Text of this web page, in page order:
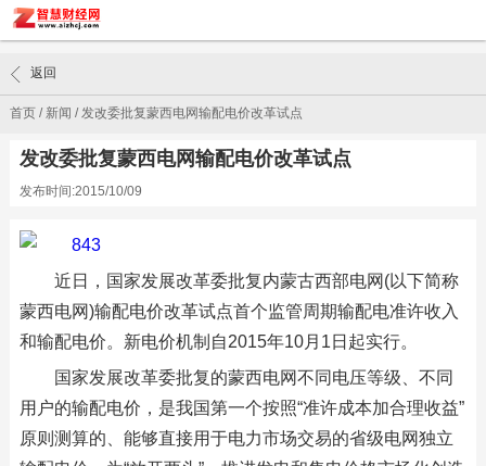
首页/ 新闻 /发改委批复蒙西电网输配电价改革试点
返回
发改委批复蒙西电网输配电价改革试点
发布时间:2015/10/09
近日，国家发展改革委批复内蒙古西部电网(以下简称
蒙西电网)输配电价改革试点首个监管周期输配电准许收入
和输配电价。新电价机制自2015年10月1日起实行。
国家发展改革委批复的蒙西电网不同电压等级、不同
用户的输配电价，是我国第一个按照“准许成本加合理收益”
原则测算的、能够直接用于电力市场交易的省级电网独立